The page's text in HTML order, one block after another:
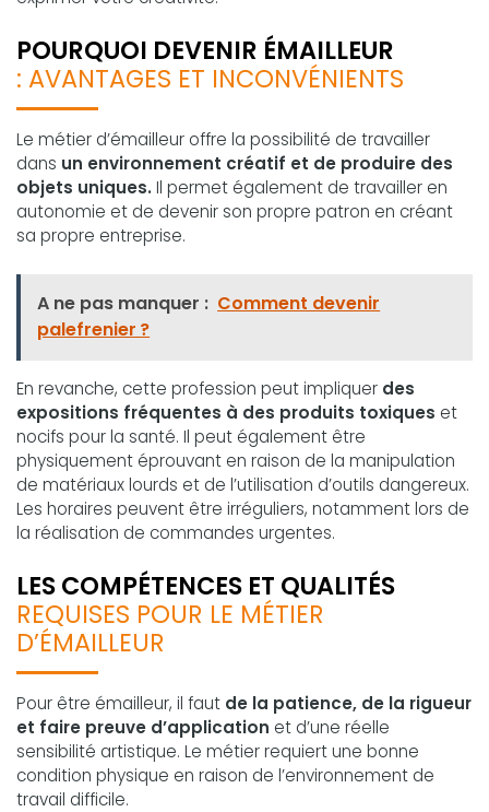
POURQUOI DEVENIR ÉMAILLEUR
: AVANTAGES ET INCONVÉNIENTS
Le métier d’émailleur offre la possibilité de travailler
dans un environnement créatif et de produire des
objets uniques.Il permet également de travailler en
autonomie et de devenir son propre patron en créant
sa propre entreprise.
A ne pas manquer : Comment devenir
palefrenier ?
En revanche, cette profession peut impliquer des
expositions fréquentes à des produits toxiques et
nocifs pour la santé. Il peut également être
physiquement éprouvant en raison de la manipulation
de matériaux lourds et de l’utilisation d’outils dangereux.
Les horaires peuvent être irréguliers, notamment lors de
la réalisation de commandes urgentes.
LES COMPÉTENCES ET QUALITÉS
REQUISES POUR LE MÉTIER
D’ÉMAILLEUR
Pour être émailleur, il faut de la patience, de la rigueur
et faire preuve d’application et d’une réelle
sensibilité artistique. Le métier requiert une bonne
condition physique en raison de l’environnement de
travail difficile.